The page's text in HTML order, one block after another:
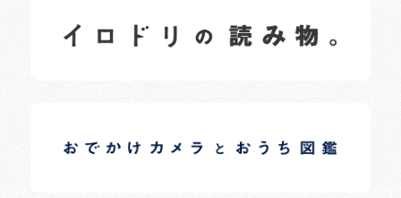
日常の様子など随時更新中です。
日常の様子など随時更新中です。